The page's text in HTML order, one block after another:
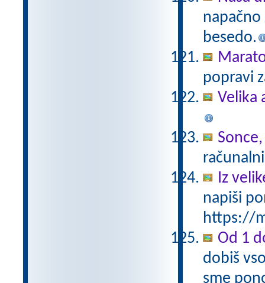
besedo.
popravi
Velika
Iz
napiši
https://
Od 1
dobiš
sme